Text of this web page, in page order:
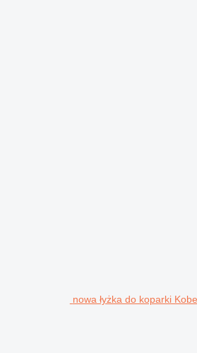
nowa łyżka do koparki